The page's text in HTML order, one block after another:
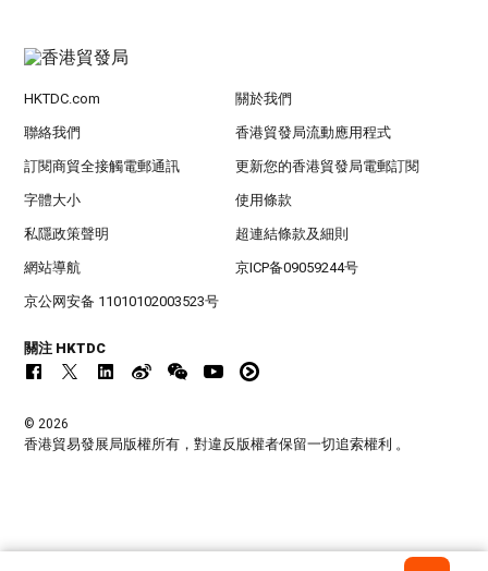
HKTDC.com 關於我們
聯絡我們 香港貿發局流動應用程式
訂閱商貿全接觸電郵通訊 更新您的香港貿發局電郵訂閱
字體大小 使用條款
私隱政策聲明 超連結條款及細則
網站導航 京ICP备09059244号
京公网安备 11010102003523号
關注 HKTDC
© 2026
香港貿易發展局版權所有，對違反版權者保留一切追索權利 。